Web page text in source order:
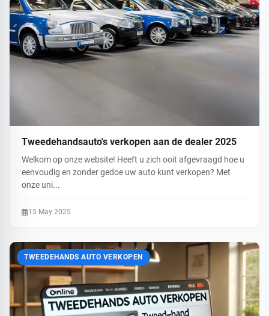
Tweedehandsauto's verkopen aan de dealer 2025
Welkom op onze website! Heeft u zich ooit afgevraagd hoe u
eenvoudig en zonder gedoe uw auto kunt verkopen? Met
onze uni...
15 May 2025
TWEEDEHANDS AUTO VERKOPEN